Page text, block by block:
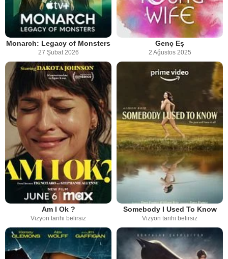
Monarch: Legacy of Monsters
27 Şubat 2026
Genç Eş
2 Ağustos 2025
Am I Ok ?
Vizyon tarihi belirsiz
Somebody I Used To Know
Vizyon tarihi belirsiz